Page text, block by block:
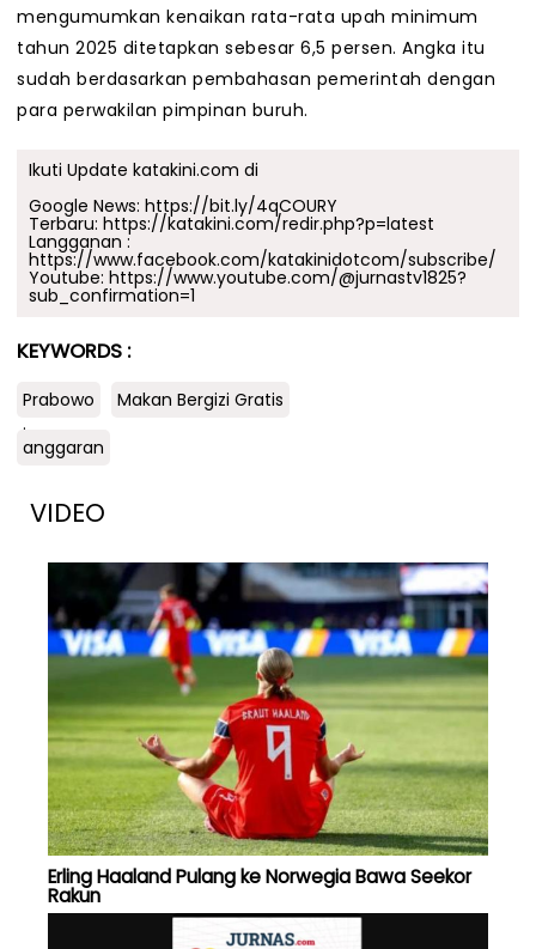
mengumumkan kenaikan rata-rata upah minimum
tahun 2025 ditetapkan sebesar 6,5 persen. Angka itu
sudah berdasarkan pembahasan pemerintah dengan
para perwakilan pimpinan buruh.
Ikuti Update katakini.com di
Google News: https://bit.ly/4qCOURY
Terbaru: https://katakini.com/redir.php?p=latest
Langganan :
https://www.facebook.com/katakinidotcom/subscribe/
Youtube: https://www.youtube.com/@jurnastv1825?
sub_confirmation=1
KEYWORDS :
Prabowo
Makan Bergizi Gratis
.
anggaran
VIDEO
Erling Haaland Pulang ke Norwegia Bawa Seekor
Rakun